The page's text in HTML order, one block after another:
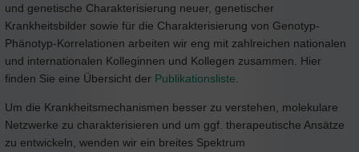
und genetische Charakterisierung neuer, genetischer
Krankheitsbilder sowie für die Charakterisierung von Genotyp-
Phänotyp-Korrelationen arbeiten wir eng mit zahlreichen nationalen
und internationalen Kolleginnen und Kollegen zusammen. Hier
finden Sie eine Übersicht der Publikationsliste
Um die Krankheitsmechanismen besser zu verstehen, molekulare
Netzwerke zu charakterisieren und um ggf. therapeutische Ansätze
zu entwickeln, wenden wir ein breites Spektrum